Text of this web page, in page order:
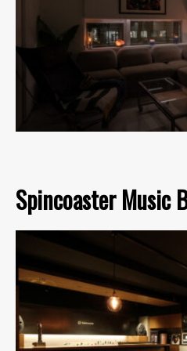
Spincoaster Music